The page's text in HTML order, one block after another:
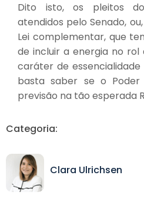
Dito isto, os pleitos
atendidos pelo Senado,
Lei complementar, que
de incluir a energia no rol
caráter de essencialidade
basta saber se o Poder
previsão na tão esperada
Categoria:
Clara Ulrichsen